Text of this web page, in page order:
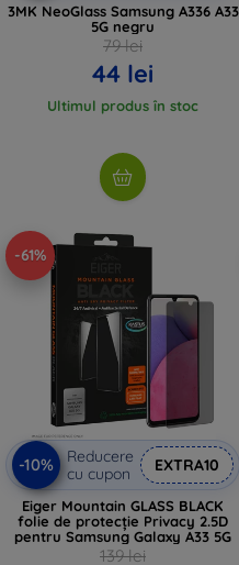
3MK NeoGlass Samsung A336 A33
5G negru
79 lei
44 lei
Ultimul produs în stoc
-61%
-10%
Reducere
cu cupon
EXTRA10
Eiger Mountain GLASS BLACK
folie de protecție Privacy 2.5D
pentru Samsung Galaxy A33 5G
139 lei